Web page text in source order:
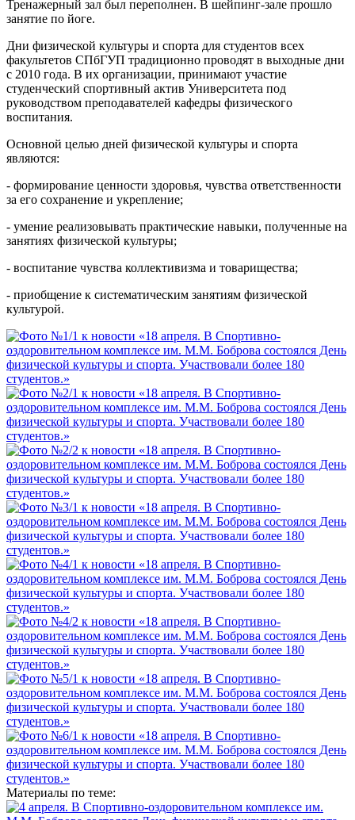
Тренажерный зал был переполнен. В шейпинг-зале прошло
занятие по йоге.
Дни физической культуры и спорта для студентов всех
факультетов СПбГУП традиционно проводят в выходные дни
с 2010 года. В их организации, принимают участие
студенческий спортивный актив Университета под
руководством преподавателей кафедры физического
воспитания.
Основной целью дней физической культуры и спорта
являются:
- формирование ценности здоровья, чувства ответственности
за его сохранение и укрепление;
- умение реализовывать практические навыки, полученные на
занятиях физической культуры;
- воспитание чувства коллективизма и товарищества;
- приобщение к систематическим занятиям физической
культурой.
Материалы по теме: